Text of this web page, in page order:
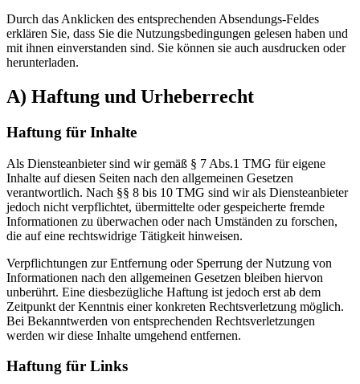
Durch das Anklicken des entsprechenden Absendungs-Feldes
erklären Sie, dass Sie die Nutzungsbedingungen gelesen haben und
mit ihnen einverstanden sind. Sie können sie auch ausdrucken oder
herunterladen.
A) Haftung und Urheberrecht
Haftung für Inhalte
Als Diensteanbieter sind wir gemäß § 7 Abs.1 TMG für eigene
Inhalte auf diesen Seiten nach den allgemeinen Gesetzen
verantwortlich. Nach §§ 8 bis 10 TMG sind wir als Diensteanbieter
jedoch nicht verpflichtet, übermittelte oder gespeicherte fremde
Informationen zu überwachen oder nach Umständen zu forschen,
die auf eine rechtswidrige Tätigkeit hinweisen.
Verpflichtungen zur Entfernung oder Sperrung der Nutzung von
Informationen nach den allgemeinen Gesetzen bleiben hiervon
unberührt. Eine diesbezügliche Haftung ist jedoch erst ab dem
Zeitpunkt der Kenntnis einer konkreten Rechtsverletzung möglich.
Bei Bekanntwerden von entsprechenden Rechtsverletzungen
werden wir diese Inhalte umgehend entfernen.
Haftung für Links